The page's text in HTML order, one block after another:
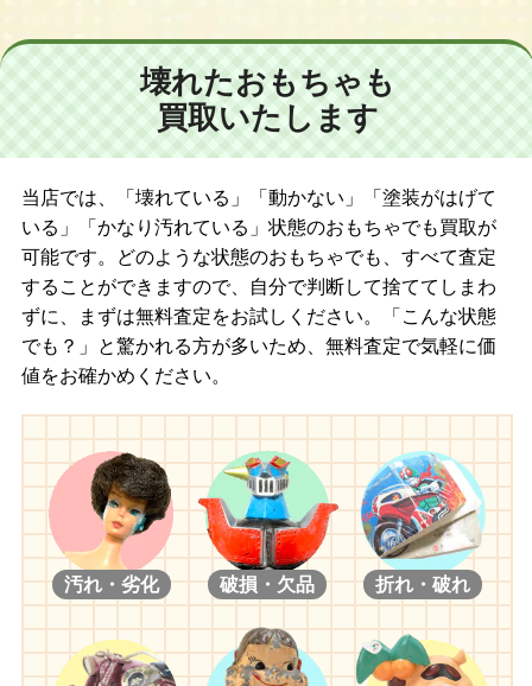
壊れたおもちゃも
買取いたします
当店では、「壊れている」「動かない」「塗装がはげて
いる」「かなり汚れている」状態のおもちゃでも買取が
可能です。どのような状態のおもちゃでも、すべて査定
することができますので、自分で判断して捨ててしまわ
ずに、まずは無料査定をお試しください。「こんな状態
でも？」と驚かれる方が多いため、無料査定で気軽に価
値をお確かめください。
汚れ・劣化 破損・欠品 折れ・破れ